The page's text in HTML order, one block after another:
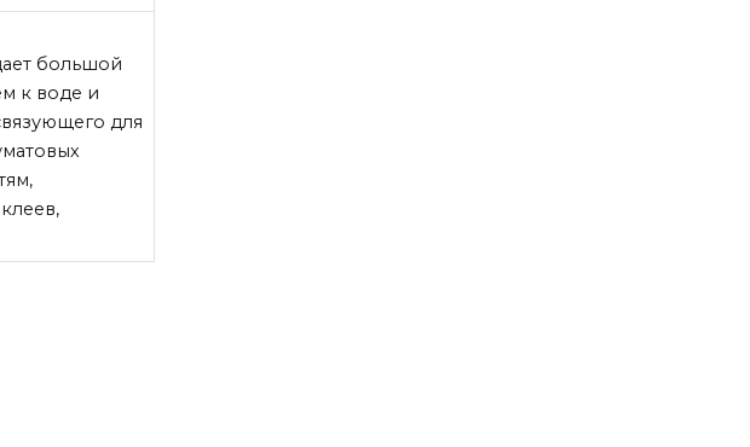
большой
к воде и
для